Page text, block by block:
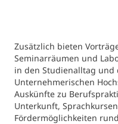
Zusätzlich bieten
Seminarräumen und
in den Studienalltag
Unternehmerischen
Auskünfte zu
Unterkunft,
Fördermöglichkeiten